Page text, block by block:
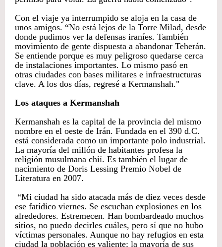
Con el viaje ya interrumpido se aloja en la casa de
unos amigos. “No está lejos de la Torre Milad, desde
donde pudimos ver la defensas iraníes. También
movimiento de gente dispuesta a abandonar Teherán.
Se entiende porque es muy peligroso quedarse cerca
de instalaciones importantes. Lo mismo pasó en
otras ciudades con bases militares e infraestructuras
clave. A los dos días, regresé a Kermanshah."
Los ataques a Kermanshah
Kermanshah es la capital de la provincia del mismo
nombre en el oeste de Irán. Fundada en el 390 d.C.
está considerada como un importante polo industrial.
La mayoría del millón de habitantes profesa la
religión musulmana chií. Es también el lugar de
nacimiento de Doris Lessing Premio Nobel de
Literatura en 2007.
“Mi ciudad ha sido atacada más de diez veces desde
ese fatídico viernes. Se escuchan explosiones en los
alrededores. Estremecen. Han bombardeado muchos
sitios, no puedo decirles cuáles, pero sí que no hubo
víctimas personales. Aunque no hay refugios en esta
ciudad la población es valiente; la mayoría de sus